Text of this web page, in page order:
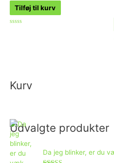
Tilføj til kurv
Kurv
Udvalgte produkter
Da jeg blinker, er du